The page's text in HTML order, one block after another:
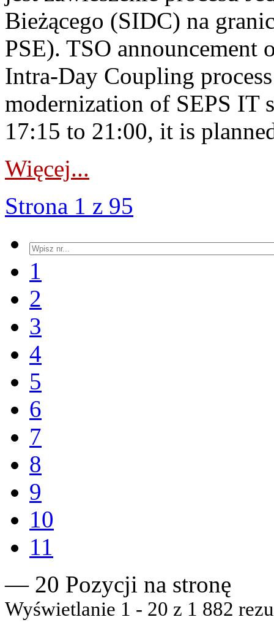
Bieżącego (SIDC) na
PSE). TSO announcement
Intra-Day Coupling
modernization of SEPS IT
17:15 to 21:00, it is
Więcej...
Strona 1 z 95
1
2
3
4
5
6
7
8
9
10
11
— 20 Pozycji na stronę
Wyświetlanie 1 - 20 z 1 882